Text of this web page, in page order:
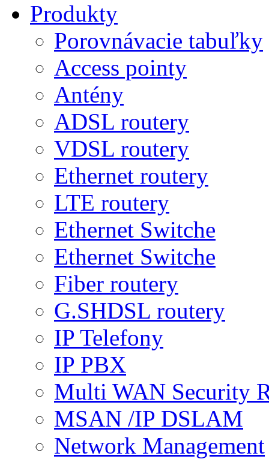
Produkty
Porovnávacie tabuľky
Access pointy
Antény
ADSL routery
VDSL routery
Ethernet routery
LTE routery
Ethernet Switche
Ethernet Switche
Fiber routery
G.SHDSL routery
IP Telefony
IP PBX
Multi WAN Security
MSAN /IP DSLAM
Network Management